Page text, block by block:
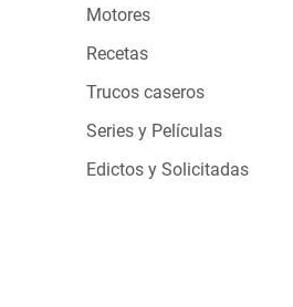
Motores
Recetas
Trucos caseros
Series y Películas
Edictos y Solicitadas